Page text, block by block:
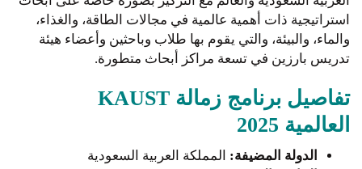
استراتيجية ذات أهمية عالمية في مجالات الطاقة، والغذاء،
والماء، والبيئة، والتي يقوم بها طلاب وباحثين وأعضاء هيئة
تدريس بارزين في تسعة مراكز أبحاث متطورة.
تفاصيل برنامج زمالة KAUST
العالمية 2025
الدولة المضيفة: المملكة العربية السعودية